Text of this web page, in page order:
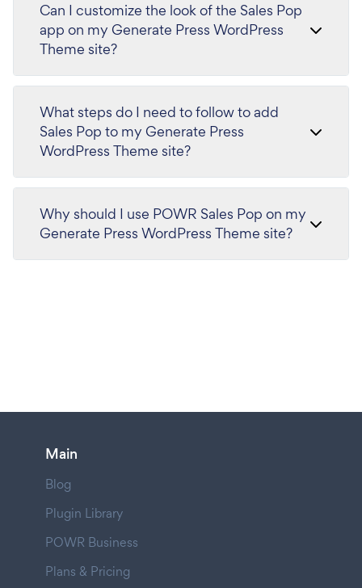
Can I customize the look of the Sales Pop
app on my Generate Press WordPress
Theme site?
What steps do I need to follow to add
Sales Pop to my Generate Press
WordPress Theme site?
Why should I use POWR Sales Pop on my
Generate Press WordPress Theme site?
Main
Blog
Plugin Library
POWR Business
Plans & Pricing